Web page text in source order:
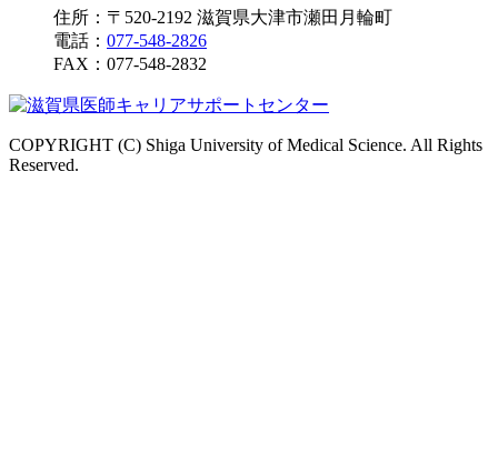
住所：〒520-2192 滋賀県大津市瀬田月輪町
電話： 077-548-2826
FAX： 077-548-2832
COPYRIGHT (C) Shiga University of Medical Science. All Rights
Reserved.